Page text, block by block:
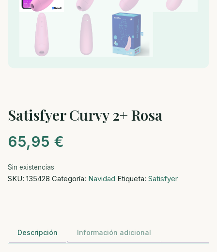
Satisfyer Curvy 2+ Rosa
65,95 €
Sin existencias
SKU: 135428 Categoría: Navidad Etiqueta: Satisfyer
Descripción Información adicional